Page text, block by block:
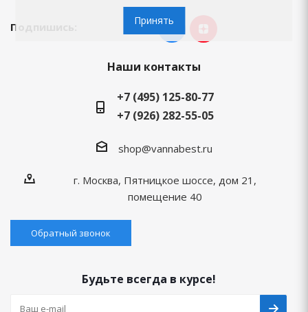
Подпишись:
Наши контакты
+7 (495) 125-80-77
+7 (926) 282-55-05
shop@vannabest.ru
г. Москва, Пятницкое шоссе, дом 21,
помещение 40
Обратный звонок
Будьте всегда в курсе!
Принять